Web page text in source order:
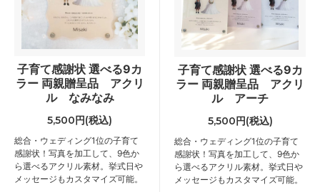
子育て感謝状 選べる9カ
ラー 両親贈呈品 アクリ
ル なみなみ
5,500円(税込)
総合・ウェディング1位の子育て
感謝状！写真を加工して、9色か
ら選べるアクリル素材。挙式日や
メッセージもカスタマイズ可能。
子育て感謝状 選べる9カ
ラー 両親贈呈品 アクリ
ル アーチ
5,500円(税込)
総合・ウェディング1位の子育て
感謝状！写真を加工して、9色か
ら選べるアクリル素材。挙式日や
メッセージもカスタマイズ可能。